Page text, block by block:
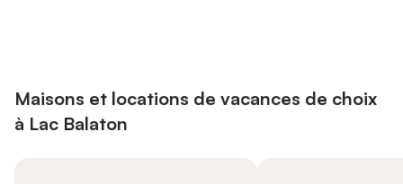
Maisons et locations de vacances de choix
à Lac Balaton